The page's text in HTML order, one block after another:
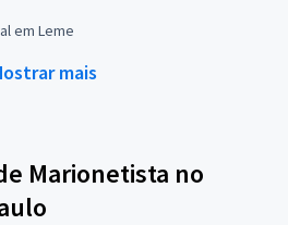
em Leme
mais
Marionetista no